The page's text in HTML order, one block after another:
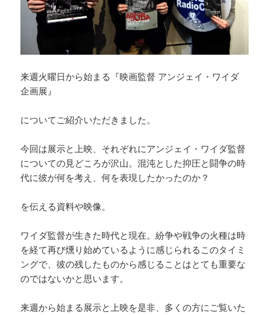
来週火曜日から始まる『映画監督 アンジェイ・ワイダ
企画展』
についてご紹介いただきました。
今回は展示と上映、それぞれにアンジェイ・ワイダ監督
についての見どころが沢山。混沌とした抑圧と闘争の時
代に彼が何を考え、何を表現したかったのか？
を伝える資料や映像。
ワイダ監督が生きた時代と現在。紛争や戦争の火種は時
を経て再び燻り始めているように感じられるこのタイミ
ングで、彼の残したものから感じることはとても重要な
のではないかと思います。
来週から始まる展示と上映を是非、多くの方にご覧いた